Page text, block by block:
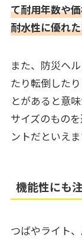
て耐用年数や
耐水性に優れ
また、防災ヘ
たり転倒した
とがあると意
サイズのもの
ントだといえま
機能性にも
つばやライト